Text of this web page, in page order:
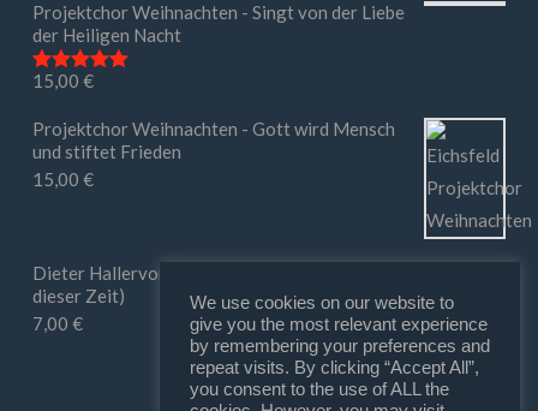
Projektchor Weihnachten - Singt von der Liebe
der Heiligen Nacht
Bewertet mit
15,00 €
Projektchor Weihnachten - Gott wird Mensch
und stiftet Frieden
15,00 €
Dieter Hallervorden - Ihr macht mir Mut (in
dieser Zeit)
7,00 €
We use cookies on our website to
give you the most relevant experience
by remembering your preferences and
repeat visits. By clicking “Accept All”,
you consent to the use of ALL the